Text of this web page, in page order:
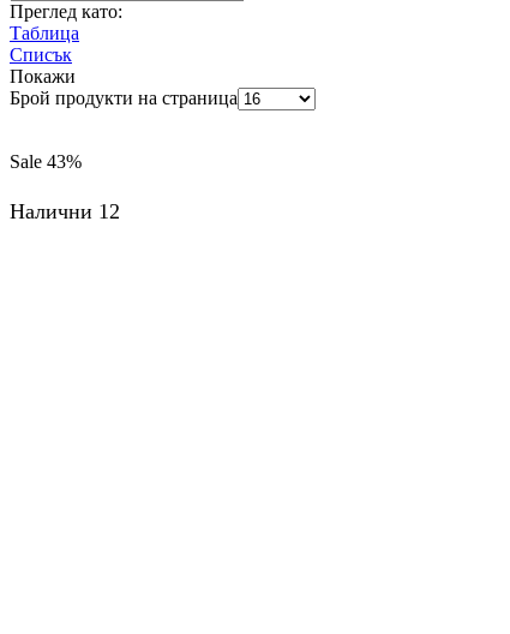
Преглед като:
Таблица
Списък
Покажи
Брой продукти на страница
Sale 43%
Налични 12